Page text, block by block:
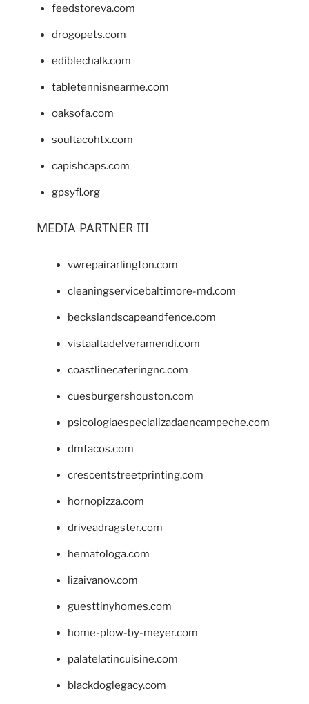
feedstoreva.com
drogopets.com
ediblechalk.com
tabletennisnearme.com
oaksofa.com
soultacohtx.com
capishcaps.com
gpsyfl.org
MEDIA PARTNER III
vwrepairarlington.com
cleaningservicebaltimore-md.com
beckslandscapeandfence.com
vistaaltadelveramendi.com
coastlinecateringnc.com
cuesburgershouston.com
psicologiaespecializadaencampeche.com
dmtacos.com
crescentstreetprinting.com
hornopizza.com
driveadragster.com
hematologa.com
lizaivanov.com
guesttinyhomes.com
home-plow-by-meyer.com
palatelatincuisine.com
blackdoglegacy.com